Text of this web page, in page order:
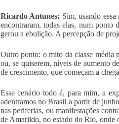
Ricardo Antunes: Sim, usando
encontraram, todas elas, num ponto
gerou a ebulição. A percepção de
Outro ponto: o mito da classe média
ou, se quiserem, níveis de aumento
de crescimento, que começam a
Esse cenário todo é, para mim, a
adentramos no Brasil a partir de
nas periferias, ou manifestações
de Amarildo, no estado do Rio, onde